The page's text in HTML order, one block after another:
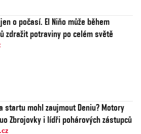
o počasí. El Niňo může během
zdražit potraviny po celém světě
startu mohl zaujmout Deniu? Motory
Zbrojovky i lídři pohárových zástupců